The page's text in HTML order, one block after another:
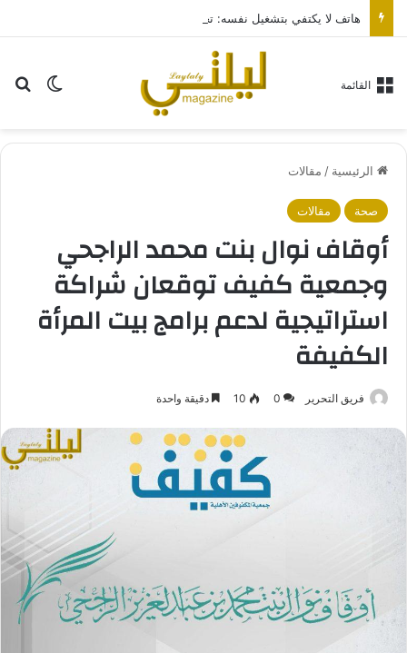
الوضع القائمة
الرئيسية / مقالات
صحة مقالات
أوقاف نوال بنت محمد الراجحي
وجمعية كفيف توقعان شراكة
استراتيجية لدعم برامج بيت المرأة
الكفيفة
فريق التحرير 0
10 دقيقة واحدة